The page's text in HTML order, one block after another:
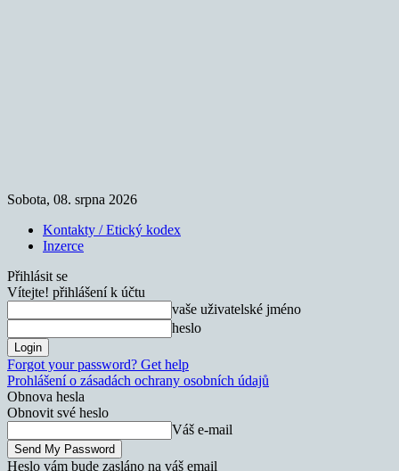
Sobota, 08. srpna 2026
Kontakty / Etický kodex
Inzerce
Přihlásit se
Vítejte! přihlášení k účtu
vaše uživatelské jméno
heslo
Forgot your password? Get help
Prohlášení o zásadách ochrany osobních údajů
Obnova hesla
Obnovit své heslo
Váš e-mail
Heslo vám bude zasláno na váš email